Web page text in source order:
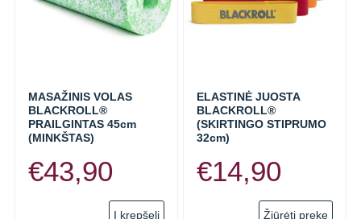
MASAŽINIS VOLAS
BLACKROLL®
PRAILGINTAS 45cm
(MINKŠTAS)
€43,90
Į krepšelį
ELASTINĖ JUOSTA
BLACKROLL®
(SKIRTINGO STIPRUMO
32cm)
€14,90
Žiūrėti prekę